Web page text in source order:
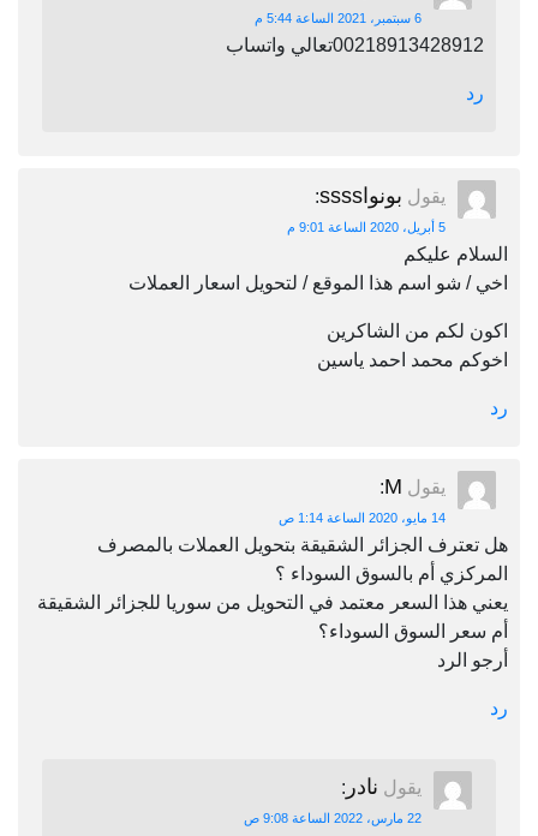
6 سبتمبر، 2021 الساعة 5:44 م
00218913428912تعالي واتساب
رد
يقول بونواssss :
5 أبريل، 2020 الساعة 9:01 م
السلام عليكم
اخي / شو اسم هذا الموقع / لتحويل اسعار العملات
اكون لكم من الشاكرين
اخوكم محمد احمد ياسين
رد
يقول M
:
14 مايو، 2020 الساعة 1:14 ص
هل تعترف الجزائر الشقيقة بتحويل العملات بالمصرف
المركزي أم بالسوق السوداء ؟
يعني هذا السعر معتمد في التحويل من سوريا للجزائر الشقيقة
أم سعر السوق السوداء؟
أرجو الرد
رد
يقول نادر :
22 مارس، 2022 الساعة 9:08 ص